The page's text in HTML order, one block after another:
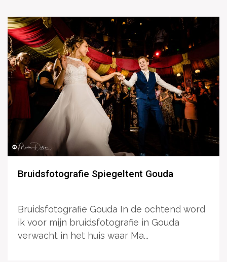
Bruidsfotografie Spiegeltent Gouda
Bruidsfotografie Gouda In de ochtend word
ik voor mijn bruidsfotografie in Gouda
verwacht in het huis waar Ma...